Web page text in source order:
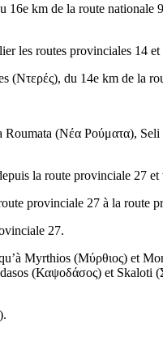
16e km de la route nationale
les routes provinciales 14 et
(Ντερές), du 14e km de la
Roumata (Νέα Ρούματα), Seli
la route provinciale 27
provinciale 27 à la route
27.
Myrthios (Μύρθιος) et
(Καψοδάσος) et Skaloti (
).